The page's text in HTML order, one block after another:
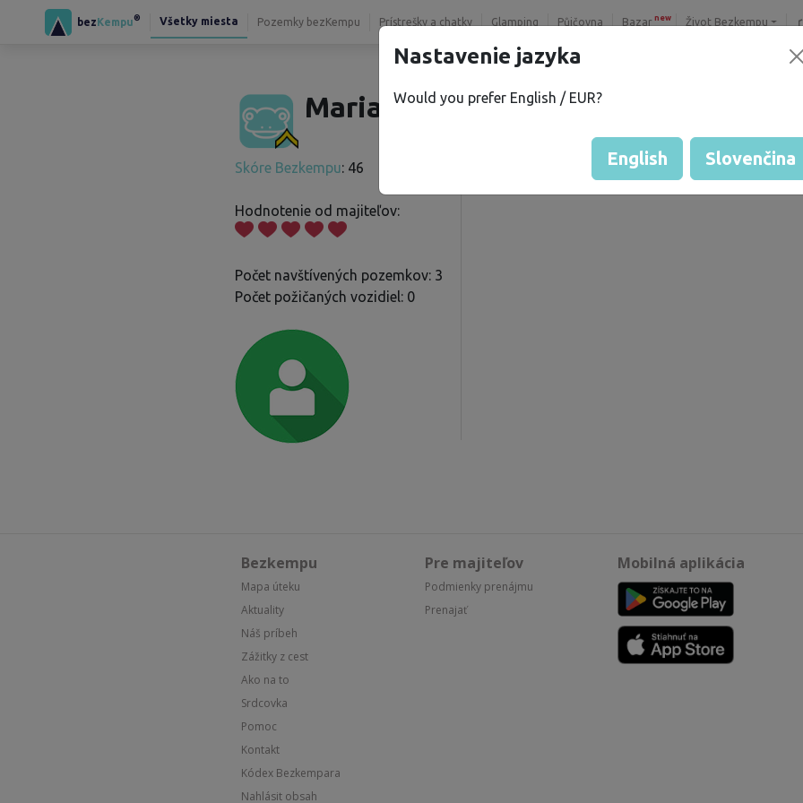
bezKempu® Všetky miesta Pozemky bezKempu Prístrešky a chatky Glamping Půjčovna Bazar new Život Bezkempu
Marian U.
Skóre Bezkempu: 46
Hodnotenie od majiteľov:
Počet navštívených pozemkov: 3
Počet požičaných vozidiel: 0
Hodnotenie pozemkov
Bezkempu
Mapa úteku
Aktuality
Náš príbeh
Zážitky z cest
Ako na to
Srdcovka
Pomoc
Kontakt
Kódex Bezkempara
Nahlásit obsah
Pre majiteľov
Podmienky prenájmu
Prenajať
Mobilná aplikácia
Nastavenie jazyka
Would you prefer English / EUR?
English Slovenčina